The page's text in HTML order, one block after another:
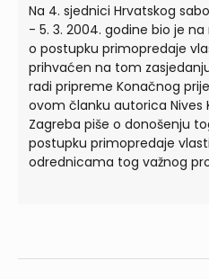
Na 4. sjednici Hrvatskog
- 5. 3. 2004. godine bio je
o postupku primopredaje
prihvaćen na tom
radi pripreme Konačnog
ovom članku autorica Nives
Zagreba piše o donošenju
postupku primopredaje
odrednicama tog važnog